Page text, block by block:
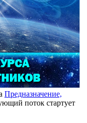
Предназначение,
поток стартует